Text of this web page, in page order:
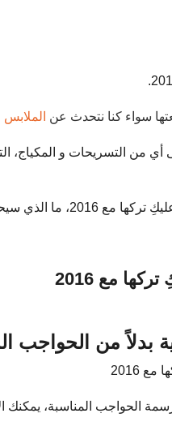
سواء كنا نتحدث عن الملابس
من التسريحات و المكياج،
بدلاً من الحواجب